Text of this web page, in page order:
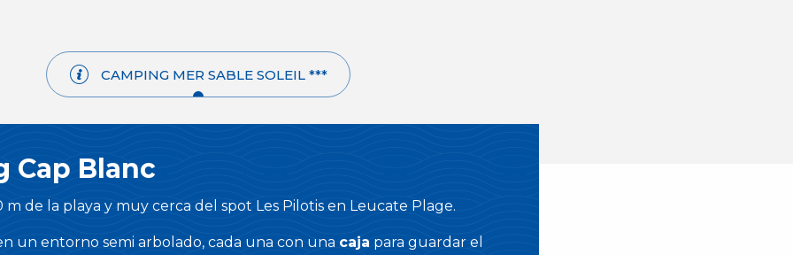
CAMPING MER SABLE SOLEIL ***
Cap Blanc
m de la playa y muy cerca del spot Les Pilotis en Leucate Plage.
en un entorno semi arbolado, cada una con una caja para guardar el